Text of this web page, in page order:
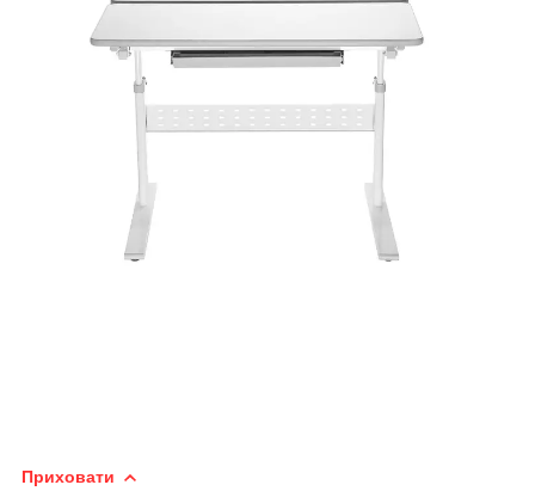
Приховати